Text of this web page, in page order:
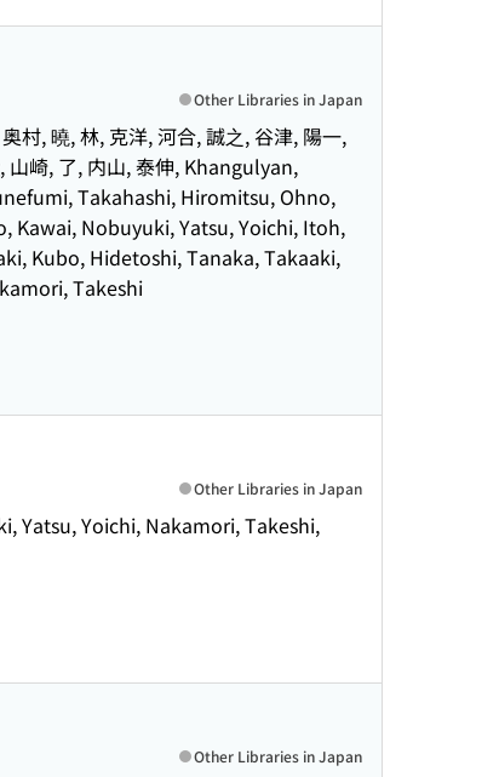
村, 曉, 林, 克洋, 河合, 誠之, 谷津, 陽一,
山崎, 了, 内山, 泰伸, Khangulyan,
Takahashi, Hiromitsu, Ohno,
Kawai, Nobuyuki, Yatsu, Yoichi, Itoh,
Kubo, Hidetoshi, Tanaka, Takaaki,
Takeshi
Other Libraries in Japan
Yatsu, Yoichi, Nakamori, Takeshi,
Other Libraries in Japan
Other Libraries in Japan